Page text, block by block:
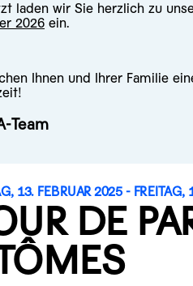
laden wir Sie herzlich zu
2026ein.
Ihnen und Ihrer Familie
Team
13. FEBRUAR 2025 - FREITAG,
DE